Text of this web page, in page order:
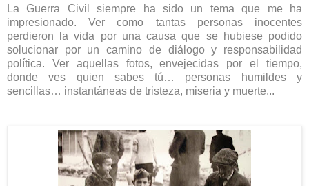
La Guerra Civil siempre ha sido un tema que me ha
impresionado. Ver como tantas personas inocentes
perdieron la vida por una causa que se hubiese podido
solucionar por un camino de diálogo y responsabilidad
política. Ver aquellas fotos, envejecidas por el tiempo,
donde ves quien sabes tú… personas humildes y
sencillas… instantáneas de tristeza, miseria y muerte...